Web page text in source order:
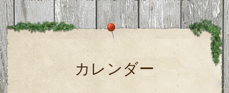
カレンダー